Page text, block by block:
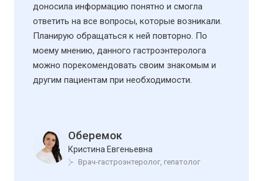
доносила информацию понятно и смогла
ответить на все вопросы, которые возникали.
Планирую обращаться к ней повторно. По
моему мнению, данного гастроэнтеролога
можно порекомендовать своим знакомым и
другим пациентам при необходимости.
Оберемок
Кристина Евгеньевна
Врач-гастроэнтеролог, гепатолог